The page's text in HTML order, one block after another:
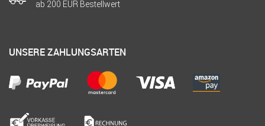
ab 200 EUR Bestellwert
UNSERE ZAHLUNGSARTEN